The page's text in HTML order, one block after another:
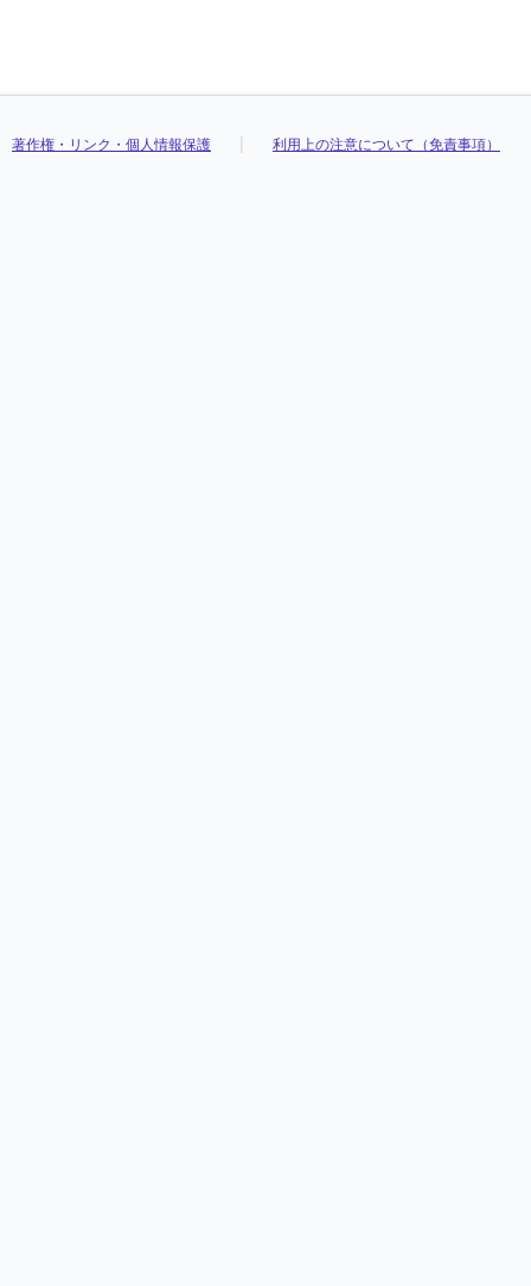
著作権・リンク・個人情報保護 利用上の注意について（免責事項）